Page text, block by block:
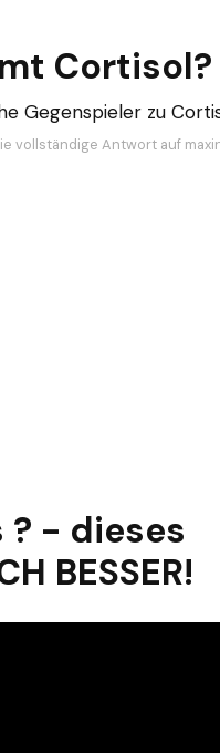
Cortisol?
Gegenspieler zu
vollständige Antwort auf
? - dieses
BESSER!